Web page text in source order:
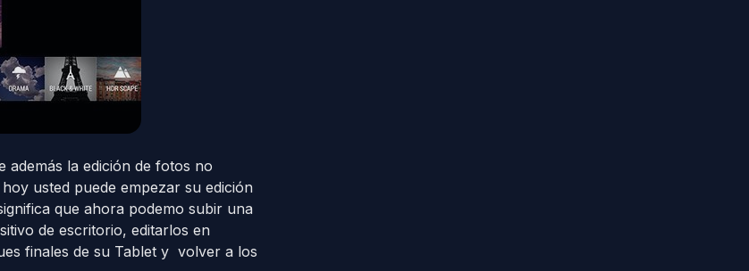
además la edición de fotos no
usted puede empezar su edición
que ahora podemo subir una
de escritorio, editarlos en
finales de su Tablet y volver a los